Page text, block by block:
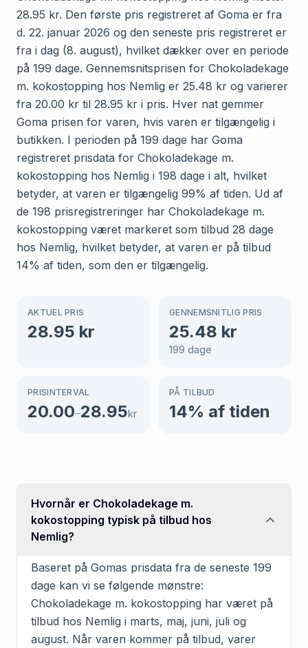
28.95 kr. Den første pris registreret af Goma er fra
d. 22. januar 2026 og den seneste pris registreret er
fra i dag (8. august), hvilket dækker over en periode
på 199 dage. Gennemsnitsprisen for Chokoladekage
m. kokostopping hos Nemlig er 25.48 kr og varierer
fra 20.00 kr til 28.95 kr i pris. Hver nat gemmer
Goma prisen for varen, hvis varen er tilgængelig i
butikken. I perioden på 199 dage har Goma
registreret prisdata for Chokoladekage m.
kokostopping hos Nemlig i 198 dage i alt, hvilket
betyder, at varen er tilgængelig 99% af tiden. Ud af
de 198 prisregistreringer har Chokoladekage m.
kokostopping været markeret som tilbud 28 dage
hos Nemlig, hvilket betyder, at varen er på tilbud
14% af tiden, som den er tilgængelig.
AKTUEL PRIS
28.95 kr
GENNEMSNITLIG PRIS
25.48 kr
199 dage
PRISINTERVAL
20.00–28.95kr
PÅ TILBUD
14% af tiden
Hvornår er Chokoladekage m.
kokostopping typisk på tilbud hos
Nemlig?
Baseret på Gomas prisdata fra de seneste 199
dage kan vi se følgende mønstre:
Chokoladekage m. kokostopping har været på
tilbud hos Nemlig i marts, maj, juni, juli og
august. Når varen kommer på tilbud, varer